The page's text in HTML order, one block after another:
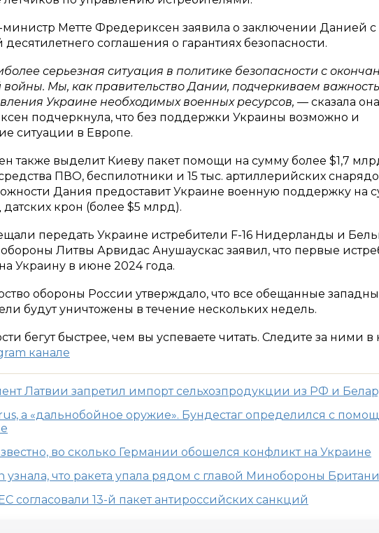
Метте Фредериксен заявила о заключении Данией с
соглашения о гарантиях безопасности.
серьезная ситуация в политике безопасности с
войны. Мы, как правительство Дании, подчеркиваем важность
Украине необходимых военных ресурсов, — сказала
подчеркнула, что без поддержки Украины возможно и
ситуации в Европе.
также выделит Киеву пакет помощи на сумму более $1,7
ПВО, беспилотники и 15 тыс. артиллерийских
Дания предоставит Украине военную поддержку на
крон (более $5 млрд).
передать Украине истребители F-16 Нидерланды и
Литвы Арвидас Анушаускас заявил, что первые
Украину в июне 2024 года.
обороны России утверждало, что все обещанные
будут уничтожены в течение нескольких недель.
бегут быстрее, чем вы успеваете читать. Следите за ними
канале
Латвии запретил импорт сельхозпродукции из РФ и
а «дальнобойное оружие». Бундестаг определился с
во сколько Германии обошелся конфликт на Украине
узнала, что ракета упала рядом с главой Минобороны
согласовали 13-й пакет антироссийских санкций